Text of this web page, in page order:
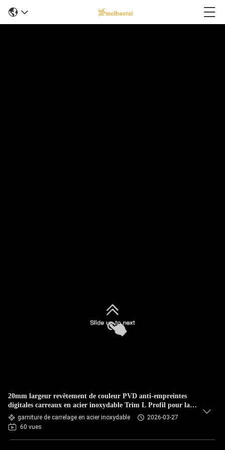
20mm largeur revêtement de couleur PVD anti-empreintes
digitales carreaux en acier inoxydable Trim L Profil pour la
décoration murale
garniture de carrelage en acier inoxydable
2026-03-27
60 vues